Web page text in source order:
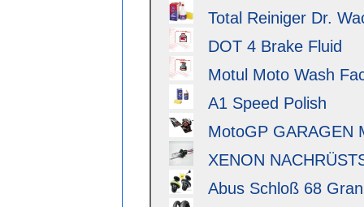
Total Reiniger Dr.
DOT 4 Brake Fluid
Motul Moto Wash
A1 Speed Polish
MotoGP GARAGEN
XENON
Abus Schloß 68